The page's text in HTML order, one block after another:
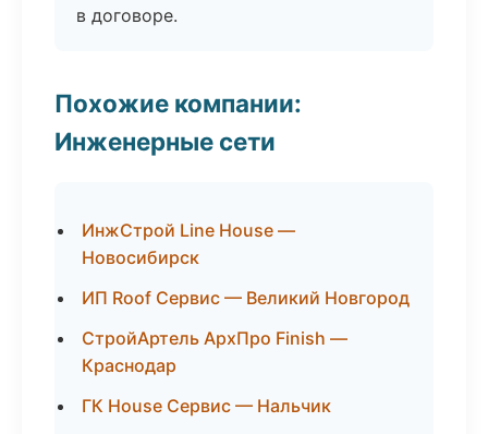
в договоре.
Похожие компании:
Инженерные сети
ИнжСтрой Line House —
Новосибирск
ИП Roof Сервис — Великий Новгород
СтройАртель АрхПро Finish —
Краснодар
ГК House Сервис — Нальчик